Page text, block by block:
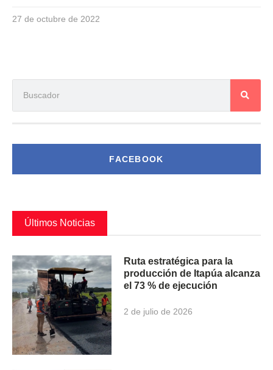
27 de octubre de 2022
FACEBOOK
Últimos Noticias
Ruta estratégica para la
producción de Itapúa alcanza
el 73 % de ejecución
2 de julio de 2026